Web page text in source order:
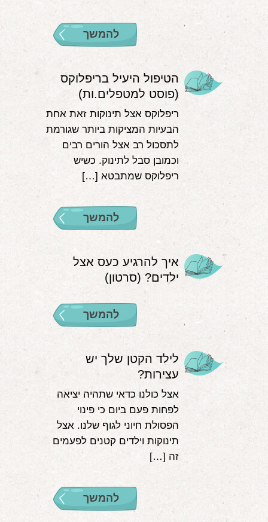
להמשך
הטיפול היעיל בריפלוקס
(פוסט למטפלים.ות)
ריפלוקס אצל תינוקות זאת אחת
הבעיות המציקות ביותר שגורמת
לתסכול רב אצל הורים רבים
וכמובן סבל לתינוק. כשיש
ריפלוקס שמתבטא […]
להמשך
איך להרגיע כעס אצל
ילדים? (סרטון)
להמשך
לילד הקטן שלך יש
עצירות?
אצל כולנו כדאי שתהיה יציאה
לפחות פעם ביום כי פינוי
הפסולת חיוני לגוף שלנו. אצל
תינוקות וילדים קטנים לפעמים
זה […]
להמשך